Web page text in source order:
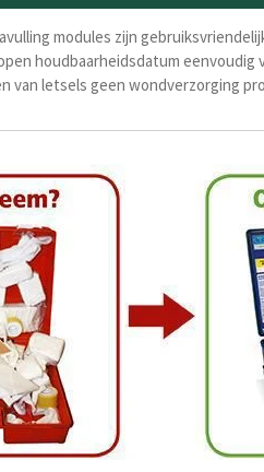
modules zijn
houdbaarheidsdatum
van letsels geen wondverzorging